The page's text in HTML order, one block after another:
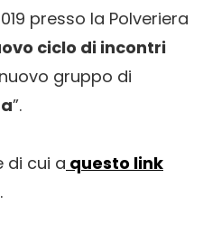
presso la Polveriera
ciclo di incontri
gruppo di
”.
di cui a questo link
.